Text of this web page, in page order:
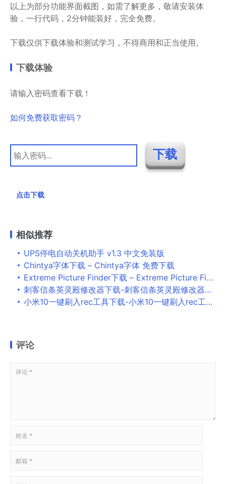
以上为部分功能界面截图，如需了解更多，敬请安装体
验，一行代码，2分钟能装好，完全免费。
下载仅供下载体验和测试学习，不得商用和正当使用。
下载体验
请输入密码查看下载！
如何免费获取密码？
点击下载
相似推荐
UPS停电自动关机助手 v1.3 中文免装版
Chintya字体下载 – Chintya字体 免费下载
Extreme Picture Finder下载 – Extreme Picture Finder 3.62.0 中文破解版
刺客信条英灵殿修改器下载-刺客信条英灵殿修改器绿色版v1.0.2 一修大师版下载
小米10一键刷入rec工具下载-小米10一键刷入rec工具最新版v1.0下载
评论